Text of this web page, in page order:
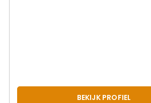
BEKIJK PROFIEL